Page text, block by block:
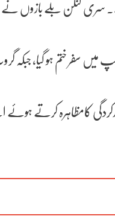
میں سفر ختم ہو گیا،
کر 6 پوائنٹس کے ساتھ پہلی پوزیشن حاصل کی، جبکہ